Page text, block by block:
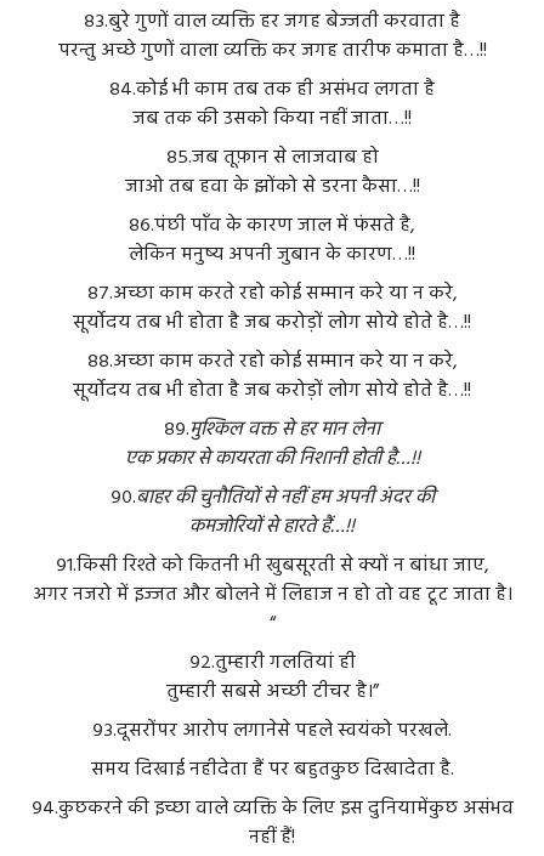
८३.बुरे गुणों वाल व्यक्ति हर जगह बेज्जती करवाता है
परन्तु अच्छे गुणों वाला व्यक्ति कर जगह तारीफ कमाता है…!!
८४.कोई भी काम तब तक ही असंभव लगता है
जब तक की उसको किया नहीं जाता…!!
८५.जब तूफ़ान से लाजवाब हो
जाओ तब हवा के झोंको से डरना कैसा…!!
८६.पंछी पाँव के कारण जाल में फंसते है,
लेकिन मनुष्य अपनी जुबान के कारण…!!
८७.अच्छा काम करते रहो कोई सम्मान करे या न करे,
सूर्योदय तब भी होता है जब करोड़ों लोग सोये होते है…!!
८८.अच्छा काम करते रहो कोई सम्मान करे या न करे,
सूर्योदय तब भी होता है जब करोड़ों लोग सोये होते है…!!
८९.मुश्किल वक्त से हर मान लेना
एक प्रकार से कायरता की निशानी होती है…!!
९०.बाहर की चुनौतियों से नहीं हम अपनी अंदर की
कमजोरियों से हारते हैं…!!
९१.किसी रिश्ते को कितनी भी खुबसूरती से क्यों न बांधा जाए,
अगर नजरो में इज्जत और बोलने में लिहाज न हो तो वह टूट जाता है।
“
९२.तुम्हारी गलतियां ही
तुम्हारी सबसे अच्छी टीचर है।”
९३.दूसरोंपर आरोप लगानेसे पहले स्वयंको परखले.
समय दिखाई नहीदेता हैं पर बहुतकुछ दिखादेता है.
९४.कुछकरने की इच्छा वाले व्यक्ति के लिए इस दुनियामेंकुछ असंभव
नहीं हैं!